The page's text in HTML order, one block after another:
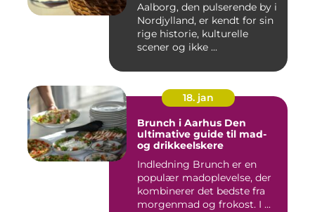
Aalborg, den pulserende by i
Nordjylland, er kendt for sin
rige historie, kulturelle
scener og ikke ...
18. jan
Brunch i Aarhus Den
ultimative guide til mad-
og drikkeelskere
Indledning Brunch er en
populær madoplevelse, der
kombinerer det bedste fra
morgenmad og frokost. I ...